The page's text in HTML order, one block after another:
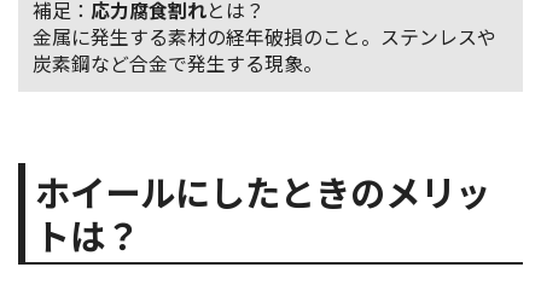
補足： 応力腐食割れとは？
金属に発生する素材の経年破損のこと。ステンレスや
炭素鋼など合金で発生する現象。
ホイールにしたときのメリッ
トは？